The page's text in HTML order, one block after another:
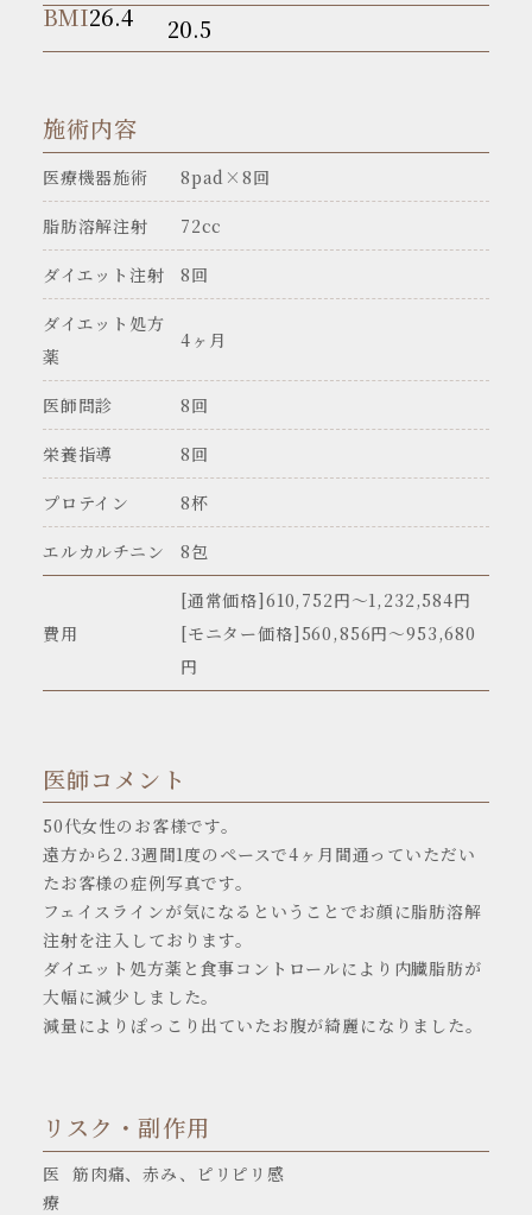
BMI26.4 20.5
施術内容
医療機器施術 8pad×8回
脂肪溶解注射 72cc
ダイエット注射 8回
ダイエット処方
薬
4ヶ月
医師問診 8回
栄養指導 8回
プロテイン 8杯
エルカルチニン 8包
費用
[通常価格]610,752円〜1,232,584円
[モニター価格]560,856円～953,680
円
医師コメント
50代女性のお客様です。
遠方から2.3週間1度のペースで4ヶ月間通っていただい
たお客様の症例写真です。
フェイスラインが気になるということでお顔に脂肪溶解
注射を注入しております。
ダイエット処方薬と食事コントロールにより内臓脂肪が
大幅に減少しました。
減量によりぽっこり出ていたお腹が綺麗になりました。
リスク・副作用
医
療
筋肉痛、赤み、ピリピリ感